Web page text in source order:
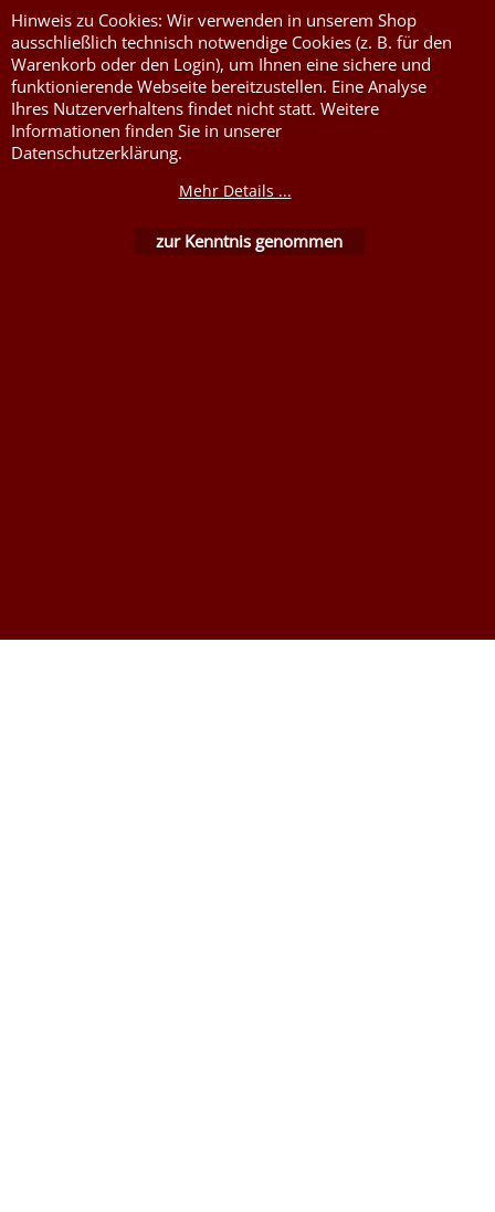
Impressum
Kontaktformular
Kurzwaren von Prym
Füllwatte, Granulat
Flammschutzmittel
nach DIN4102B1
Stoffe DIN4102B1
Hinweis zu Cookies: Wir verwenden in unserem Shop
ausschließlich technisch notwendige Cookies (z. B. für den
Warenkorb oder den Login), um Ihnen eine sichere und
funktionierende Webseite bereitzustellen. Eine Analyse
Ihres Nutzerverhaltens findet nicht statt. Weitere
Informationen finden Sie in unserer
Datenschutzerklärung.
Mehr Details ...
zur Kenntnis genommen